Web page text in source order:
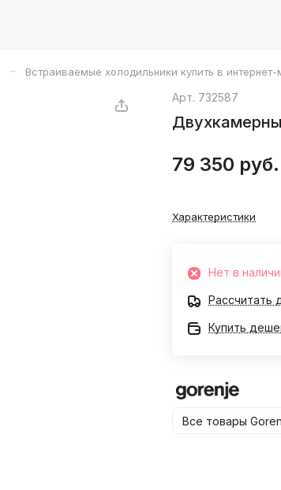
– Встраиваемые холодильники купить в интернет-
Арт. 732587
79 350 руб.
Характеристики
Нет в
Рассчитать
Купить
Все товары